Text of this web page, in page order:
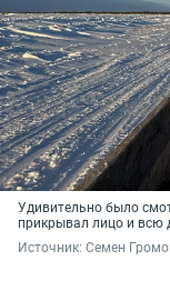
Удивительно было
прикрывал лицо и всю
Источник: Семен